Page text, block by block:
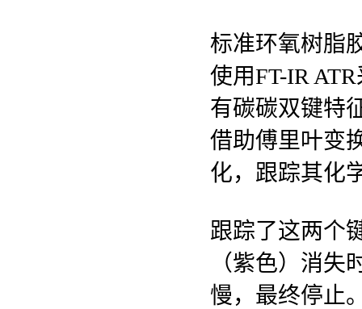
标准环氧树脂
使用FT-IR
有碳碳双键特
借助傅里叶变
化，跟踪其化
跟踪了这两个
（紫色）消
慢，最终停止